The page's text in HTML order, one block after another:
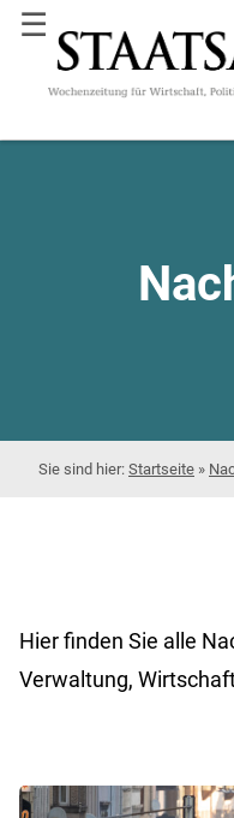
☰
Startseite »
Hier finden Sie alle
Verwaltung,